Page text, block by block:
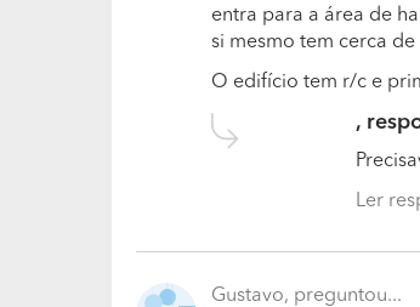
entra para a área de
si mesmo tem cerca
O edifício tem r/c e
,
Ler
Gustavo, preguntou...